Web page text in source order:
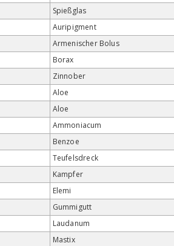
Spießglas
Auripigment
Armenischer Bolus
Borax
Zinnober
Aloe
Aloe
Ammoniacum
Benzoe
Teufelsdreck
Kampfer
Elemi
Gummigutt
Laudanum
Mastix